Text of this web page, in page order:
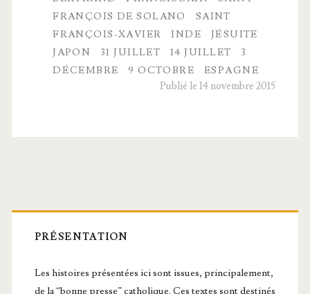
l’apôtre
de
l’Asie
FRANÇOIS DE SOLANO
SAINT
FRANÇOIS-XAVIER
INDE
JÉSUITE
JAPON
31 JUILLET 14 JUILLET
3
DÉCEMBRE
9 OCTOBRE
ESPAGNE
Publié le 14 novembre 2015
Barre
latérale
principale
PRÉSENTATION
Les histoires présentées ici sont issues, principalement,
de la “bonne presse” catholique. Ces textes sont destinés